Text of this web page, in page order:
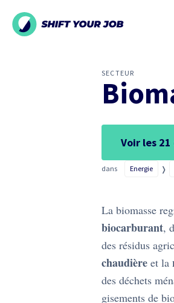
SECTEUR
Voir les 21
dans Energie ❭
La biomasse
biocarburant,
des résidus
chaudière et la
des déchets
gisements de